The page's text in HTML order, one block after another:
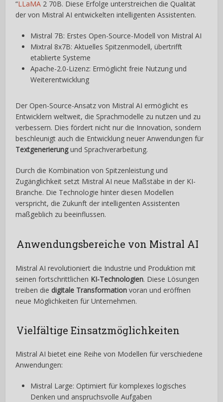
“LLaMA 2 70B. Diese Erfolge unterstreichen die Qualität
der von Mistral AI entwickelten intelligenten Assistenten.
Mistral 7B: Erstes Open-Source-Modell von Mistral AI
Mixtral 8x7B: Aktuelles Spitzenmodell, übertrifft
etablierte Systeme
Apache-2.0-Lizenz: Ermöglicht freie Nutzung und
Weiterentwicklung
Der Open-Source-Ansatz von Mistral AI ermöglicht es
Entwicklern weltweit, die Sprachmodelle zu nutzen und zu
verbessern. Dies fördert nicht nur die Innovation, sondern
beschleunigt auch die Entwicklung neuer Anwendungen für
Textgenerierungund Sprachverarbeitung.
Durch die Kombination von Spitzenleistung und
Zugänglichkeit setzt Mistral AI neue Maßstäbe in der KI-
Branche. Die Technologie hinter diesen Modellen
verspricht, die Zukunft der intelligenten Assistenten
maßgeblich zu beeinflussen.
Anwendungsbereiche von Mistral AI
Mistral AI revolutioniert die Industrie und Produktion mit
seinen fortschrittlichen KI-Technologien. Diese Lösungen
treiben die digitale Transformation voran und eröffnen
neue Möglichkeiten für Unternehmen.
Vielfältige Einsatzmöglichkeiten
Mistral AI bietet eine Reihe von Modellen für verschiedene
Anwendungen:
Mistral Large: Optimiert für komplexes logisches
Denken und anspruchsvolle Aufgaben